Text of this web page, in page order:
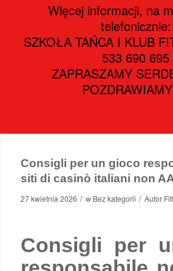
Więcej informacji, na
telefonicznie:
SZKOŁA TAŃCA I KLUB
533 690 695
ZAPRASZAMY
POZDRAWIAMY
Consigli per un gioco
siti di casinò italiani non
27 kwietnia 2026 / w Bez kategorii / Autor
Consigli per